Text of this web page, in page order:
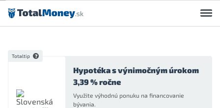
Preskočiť na obsah
Totaltip
Hypotéka s výnimočným úrokom
3,39 % ročne
Využite výhodnú ponuku na financovanie
bývania.